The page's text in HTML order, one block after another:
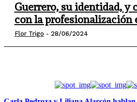
Guerrero, su identidad, y
con la profesionalización
Flor Trigo - 28/06/2024